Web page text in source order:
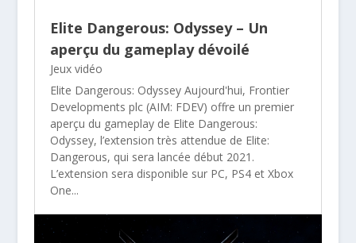
Elite Dangerous: Odyssey – Un
aperçu du gameplay dévoilé
Jeux vidéo
Elite Dangerous: Odyssey Aujourd'hui, Frontier
Developments plc (AIM: FDEV) offre un premier
aperçu du gameplay de Elite Dangerous:
Odyssey, l’extension très attendue de Elite:
Dangerous, qui sera lancée début 2021.
L’extension sera disponible sur PC, PS4 et Xbox
One...